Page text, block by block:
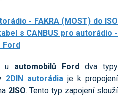
- FAKRA (MOST) do ISO
s CANBUS pro autorádio -
Ford
u automobilů Ford dva typy
2DIN autorádiaje k propojení
2ISO. Tento typ zapojení slouží